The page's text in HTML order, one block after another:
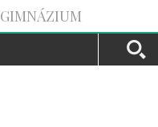
GIMNÁZIUM